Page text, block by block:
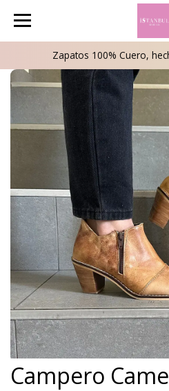
Zapatos 100% Cuero,
Campero